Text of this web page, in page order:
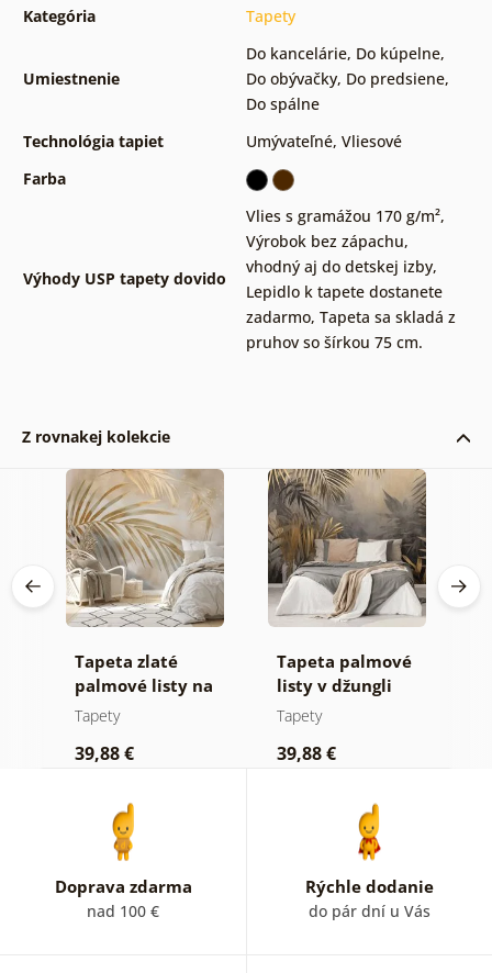
Kategória Tapety
Umiestnenie
Do kancelárie, Do kúpelne,
Do obývačky, Do predsiene,
Do spálne
Technológia tapiet
Umývateľné, Vliesové
Farba
Výhody USP tapety dovido
Vlies s gramážou 170 g/m²,
Výrobok bez zápachu,
vhodný aj do detskej izby,
Lepidlo k tapete dostanete
zadarmo, Tapeta sa skladá z
pruhov so šírkou 75 cm.
Z rovnakej kolekcie
Tapeta zlaté
palmové listy na
béžovom pozadí
Tapety
39,88 €
Tapeta palmové
listy v džungli
Tapety
39,88 €
Doprava zdarma
nad 100 €
Rýchle dodanie
do pár dní u Vás